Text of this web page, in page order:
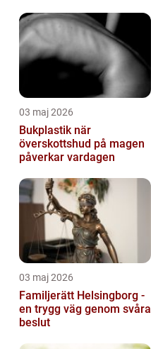
03 maj 2026
Bukplastik när
överskottshud på magen
påverkar vardagen
03 maj 2026
Familjerätt Helsingborg -
en trygg väg genom svåra
beslut